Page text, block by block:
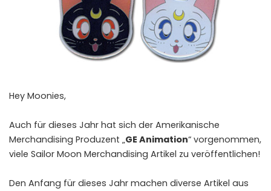
Hey Moonies,
Auch für dieses Jahr hat sich der Amerikanische
Merchandising Produzent „GE Animation“ vorgenommen,
viele Sailor Moon Merchandising Artikel zu veröffentlichen!
Den Anfang für dieses Jahr machen diverse Artikel aus